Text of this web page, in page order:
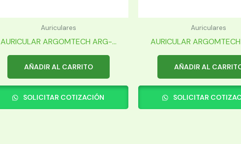
Auriculares
AURICULAR ARGOMTECH ARG-...
AÑADIR AL CARRITO
SOLICITAR COTIZACIÓN
Auriculares
AURICULAR
AÑADIR AL
SOLICITAR